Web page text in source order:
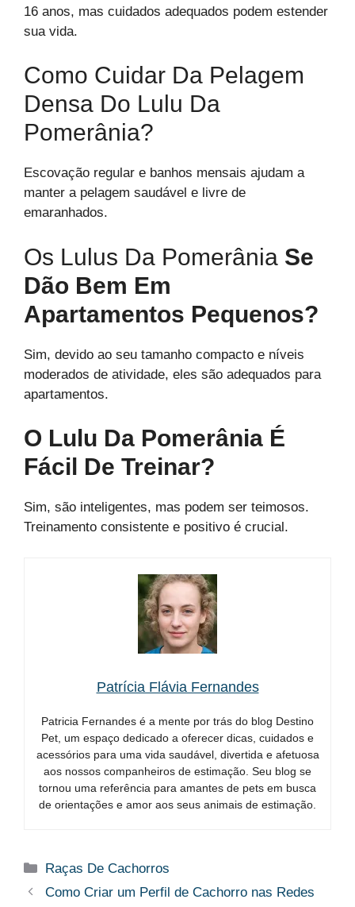
16 anos, mas cuidados adequados podem estender
sua vida.
Como Cuidar Da Pelagem
Densa Do Lulu Da
Pomerânia?
Escovação regular e banhos mensais ajudam a
manter a pelagem saudável e livre de
emaranhados.
Os Lulus Da Pomerânia Se
Dão Bem Em
Apartamentos Pequenos?
Sim, devido ao seu tamanho compacto e níveis
moderados de atividade, eles são adequados para
apartamentos.
O Lulu Da Pomerânia É
Fácil De Treinar?
Sim, são inteligentes, mas podem ser teimosos.
Treinamento consistente e positivo é crucial.
Patrícia Flávia Fernandes
Patricia Fernandes é a mente por trás do blog Destino
Pet, um espaço dedicado a oferecer dicas, cuidados e
acessórios para uma vida saudável, divertida e afetuosa
aos nossos companheiros de estimação. Seu blog se
tornou uma referência para amantes de pets em busca
de orientações e amor aos seus animais de estimação.
Categorias
Raças De Cachorros
Como Criar um Perfil de Cachorro nas Redes